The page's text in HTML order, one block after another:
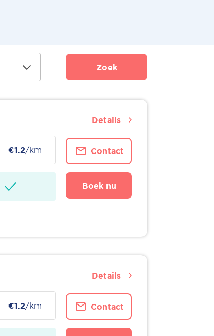
Zoek
€1.2/km Contact
Boek nu
Details
€1.2/km Contact
Details